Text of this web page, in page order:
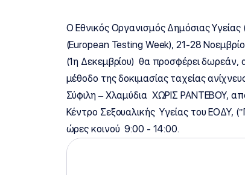
O Εθνικός Οργανισμός Δημόσιας
(European Testing Week), 21-28
(1η Δεκεμβρίου) θα προσφέρει δωρεάν,
μέθοδο της δοκιμασίας ταχείας
Σύφιλη – Χλαμύδια ΧΩΡΙΣ ΡΑΝΤΕΒΟΥ,
Κέντρο Σεξουαλικής Υγείας του ΕΟΔΥ,
ώρες κοινού 9:00 - 14:00.